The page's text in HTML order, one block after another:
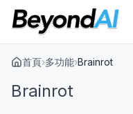
首頁›多功能›Brainrot
Brainrot